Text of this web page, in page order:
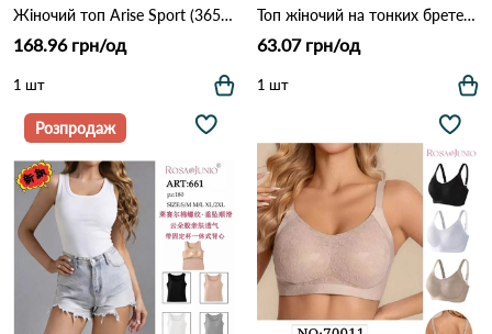
Жіночий топ Arise Sport (3652) Різні кольори
168.96 грн/од
1 шт
Топ жіночий на тонких бретелях 161 # Голубий
63.07 грн/од
1 шт
Розпродаж